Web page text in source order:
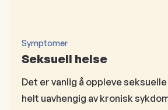
Symptomer
Seksuell helse
Det er vanlig å oppleve
helt uavhengig av kronisk